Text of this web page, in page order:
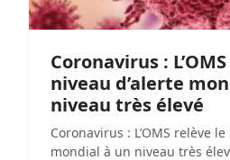
Coronavirus :
niveau d’alerte
niveau très élevé
Coronavirus : L’OMS relève
mondial à un niveau très